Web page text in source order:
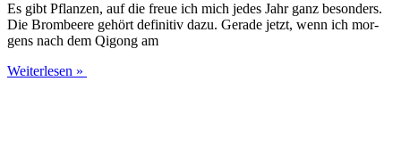
Es gibt Pflan­zen, auf die freue ich mich jedes Jahr ganz beson­ders.
Die Brom­bee­re gehört defi­ni­tiv dazu. Gera­de jetzt, wenn ich mor­
gens nach dem Qigong am
Weiterlesen »